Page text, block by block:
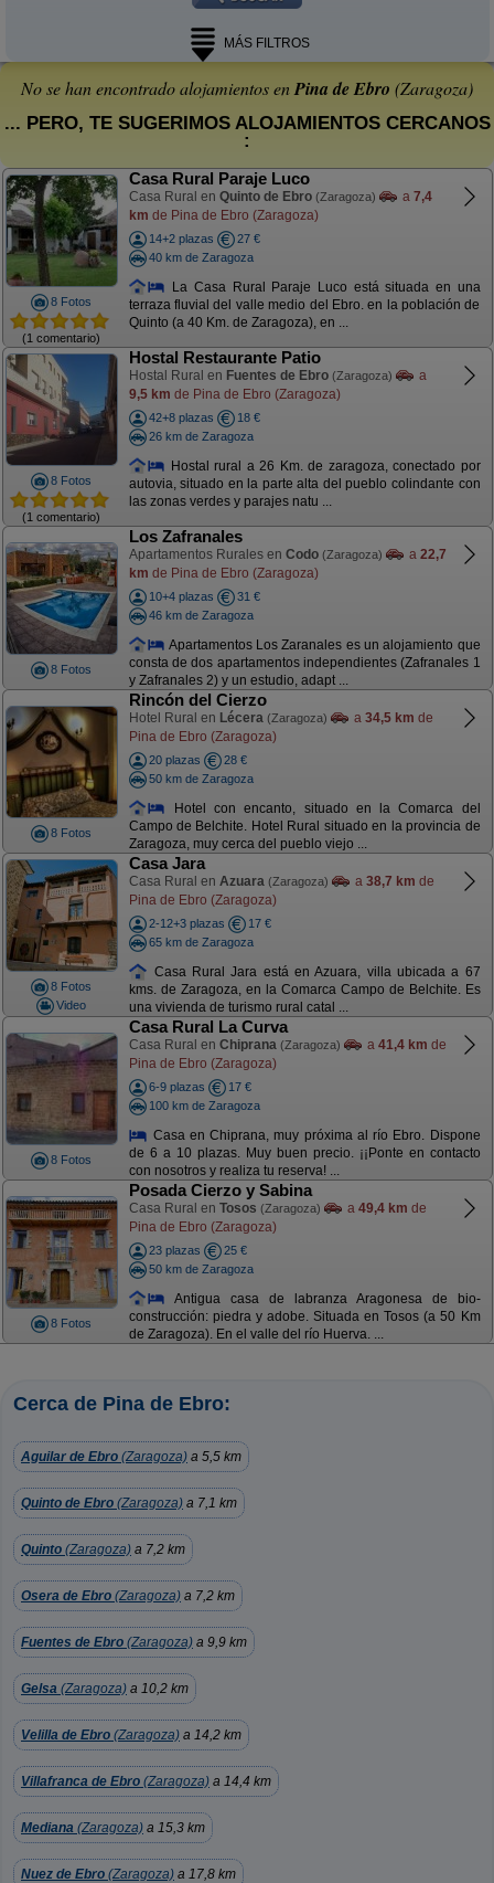
MÁS FILTROS
No se han encontrado alojamientos enPina de Ebro (Zaragoza)
... PERO, TE SUGERIMOS ALOJAMIENTOS CERCANOS
:
8 Fotos
(1 comentario)
Casa Rural Paraje Luco
Casa Rural en Quinto de Ebro (Zaragoza) a 7,4
km de Pina de Ebro (Zaragoza)
14+2 plazas
27 €
40 km de Zaragoza
La Casa Rural Paraje Luco está situada en una
terraza fluvial del valle medio del Ebro. en la población de
Quinto (a 40 Km. de Zaragoza), en ...
8 Fotos
(1 comentario)
Hostal Restaurante Patio
Hostal Rural en Fuentes de Ebro (Zaragoza)
a
9,5 km de Pina de Ebro (Zaragoza)
42+8 plazas
18 €
26 km de Zaragoza
Hostal rural a 26 Km. de zaragoza, conectado por
autovia, situado en la parte alta del pueblo colindante con
las zonas verdes y parajes natu ...
8 Fotos
Los Zafranales
Apartamentos Rurales en Codo (Zaragoza) a 22,7
km de Pina de Ebro (Zaragoza)
10+4 plazas
31 €
46 km de Zaragoza
Apartamentos Los Zaranales es un alojamiento que
consta de dos apartamentos independientes (Zafranales 1
y Zafranales 2) y un estudio, adapt ...
8 Fotos
Rincón del Cierzo
Hotel Rural en Lécera (Zaragoza) a 34,5 km de
Pina de Ebro (Zaragoza)
20 plazas
28 €
50 km de Zaragoza
Hotel con encanto, situado en la Comarca del
Campo de Belchite. Hotel Rural situado en la provincia de
Zaragoza, muy cerca del pueblo viejo ...
8 Fotos
Video
Casa Jara
Casa Rural en Azuara (Zaragoza) a 38,7 km de
Pina de Ebro (Zaragoza)
2-12+3 plazas
17 €
65 km de Zaragoza
Casa Rural Jara está en Azuara, villa ubicada a 67
kms. de Zaragoza, en la Comarca Campo de Belchite. Es
una vivienda de turismo rural catal ...
8 Fotos
Casa Rural La Curva
Casa Rural en Chiprana (Zaragoza) a 41,4 km de
Pina de Ebro (Zaragoza)
6-9 plazas
17 €
100 km de Zaragoza
Casa en Chiprana, muy próxima al río Ebro. Dispone
de 6 a 10 plazas. Muy buen precio. ¡¡Ponte en contacto
con nosotros y realiza tu reserva! ...
8 Fotos
Posada Cierzo y Sabina
Casa Rural en Tosos (Zaragoza) a 49,4 km de
Pina de Ebro (Zaragoza)
23 plazas
25 €
50 km de Zaragoza
Antigua casa de labranza Aragonesa de bio-
construcción: piedra y adobe. Situada en Tosos (a 50 Km
de Zaragoza). En el valle del río Huerva. ...
Cerca de Pina de Ebro:
Aguilar de Ebro (Zaragoza) a 5,5 km
Quinto de Ebro (Zaragoza) a 7,1 km
Quinto (Zaragoza) a 7,2 km
Osera de Ebro (Zaragoza) a 7,2 km
Fuentes de Ebro (Zaragoza) a 9,9 km
Gelsa (Zaragoza) a 10,2 km
Velilla de Ebro (Zaragoza) a 14,2 km
Villafranca de Ebro (Zaragoza) a 14,4 km
Mediana (Zaragoza) a 15,3 km
Nuez de Ebro (Zaragoza) a 17,8 km